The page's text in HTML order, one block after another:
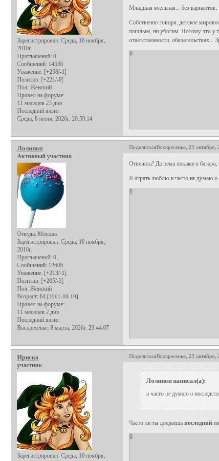
Зарегистрирован: Среда, 10 ноября,
2010г.
Приглашений: 0
Сообщений: 14536
Уважение: [+258/-1]
Позитив: [+221/-0]
Пол: Женский
Провел на форуме:
11 месяцев 23 дня
Последний визит:
Среда, 8 июля, 2026г. 20:59:14
Младшая ясельная... без вариантов.
Собственно говоря, детское
пошлым, ни убогим. Потому что у
ответственности, обязательствах...
0
ПоделитьсяВоскресенье, 23 октября,
Лолипоп
Активный участник
Откуда: Москва
Зарегистрирован: Среда, 10 ноября,
2010г.
Приглашений: 0
Сообщений: 12606
Уважение: [+213/-1]
Позитив: [+205/-3]
Пол: Женский
Возраст: 64 [1961-08-19]
Провел на форуме:
11 месяцев 2 дня
Последний визит:
Воскресенье, 8 марта, 2026г. 23:44:07
Отвечать? Да нема никакого базара,
Я играть люблю и часто не думаю о
0
ПоделитьсяВоскресенье, 23 октября,
Ириска
участник
Зарегистрирован: Среда, 10 ноября,
Лолипоп написал(а):
и часто не думаю о
Часто ли ты доедаешь последний
0